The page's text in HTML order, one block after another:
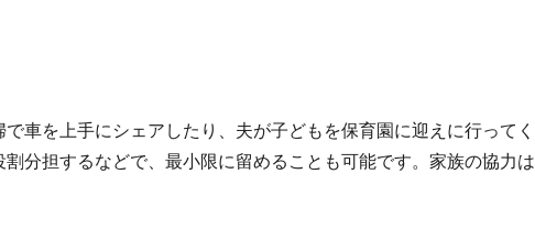
車を上手にシェアしたり、夫が子どもを保育園に迎えに行ってく
分担するなどで、最小限に留めることも可能です。家族の協力は